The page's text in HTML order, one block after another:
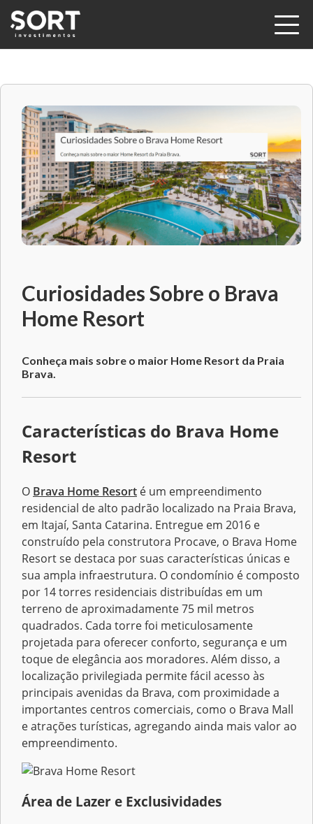
Curiosidades Sobre o Brava
Home Resort
Conheça mais sobre o maior Home Resort da Praia
Brava.
Características do Brava Home
Resort
O Brava Home Resort é um empreendimento
residencial de alto padrão localizado na Praia Brava,
em Itajaí, Santa Catarina. Entregue em 2016 e
construído pela construtora Procave, o Brava Home
Resort se destaca por suas características únicas e
sua ampla infraestrutura. O condomínio é composto
por 14 torres residenciais distribuídas em um
terreno de aproximadamente 75 mil metros
quadrados. Cada torre foi meticulosamente
projetada para oferecer conforto, segurança e um
toque de elegância aos moradores. Além disso, a
localização privilegiada permite fácil acesso às
principais avenidas da Brava, com proximidade a
importantes centros comerciais, como o Brava Mall
e atrações turísticas, agregando ainda mais valor ao
empreendimento.
Área de Lazer e Exclusividades